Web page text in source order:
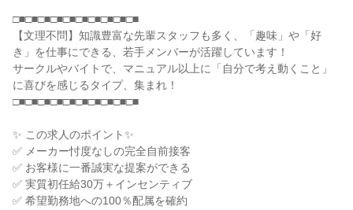
□■□■□■□■□■□■□■□■□■□■
【文理不問】知識豊富な先輩スタッフも多く、「趣味」や「好
き」を仕事にできる、若手メンバーが活躍しています！
サークルやバイトで、マニュアル以上に「自分で考え動くこと」
に喜びを感じるタイプ、集まれ！
□■□■□■□■□■□■□■□■□■□■
✨ この求人のポイント✨
✅ メーカー忖度なしの完全自前接客
✅ お客様に一番誠実な提案ができる
✅ 実質初任給30万＋インセンティブ
✅ 希望勤務地への100％配属を確約